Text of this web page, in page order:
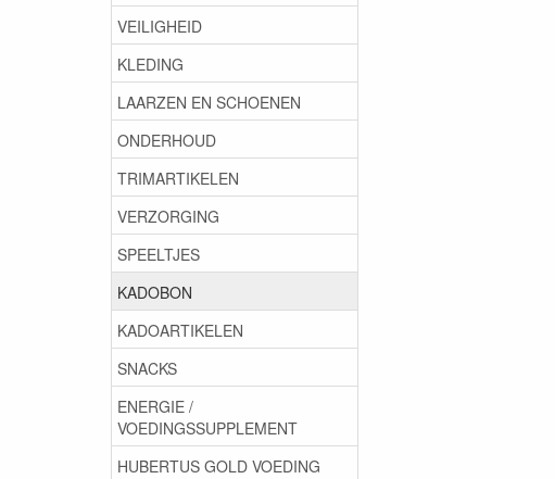
VEILIGHEID
KLEDING
LAARZEN EN SCHOENEN
ONDERHOUD
TRIMARTIKELEN
VERZORGING
SPEELTJES
KADOBON
KADOARTIKELEN
SNACKS
ENERGIE /
VOEDINGSSUPPLEMENT
HUBERTUS GOLD VOEDING